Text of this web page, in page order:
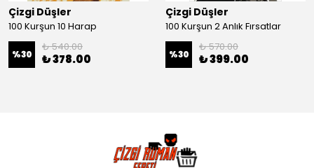
Çizgi Düşler
100 Kurşun 10 Harap
%30
₺ 540.00
₺ 378.00
Çizgi Düşler
100 Kurşun 2 Anlık Fırsatlar
%30
₺ 570.00
₺ 399.00